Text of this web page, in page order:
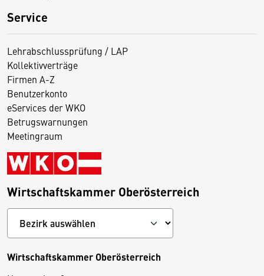
Service
Lehrabschlussprüfung / LAP
Kollektivverträge
Firmen A-Z
Benutzerkonto
eServices der WKO
Betrugswarnungen
Meetingraum
Wirtschaftskammer Oberösterreich
Wirtschaftskammer Oberösterreich